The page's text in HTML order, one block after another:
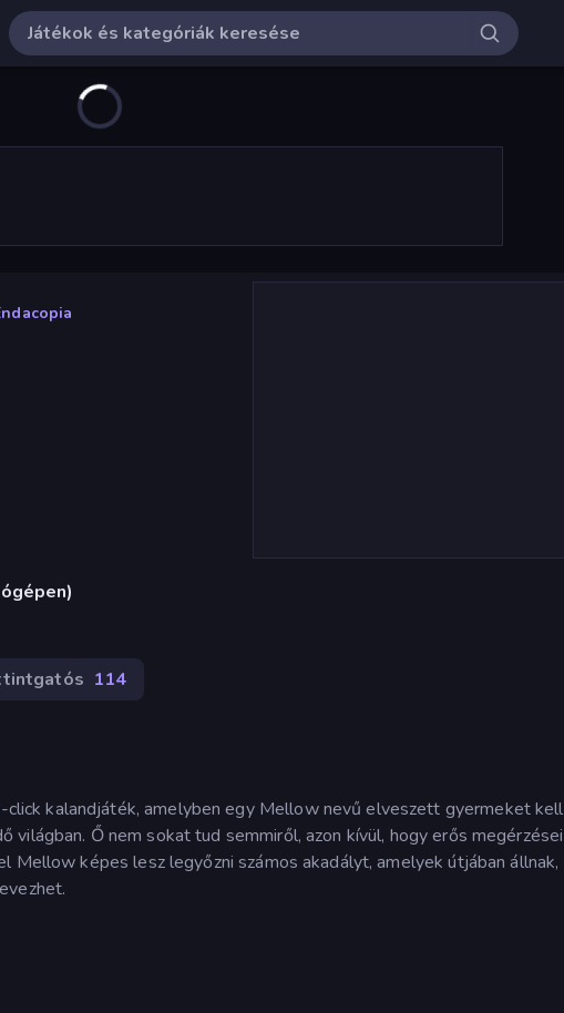
114
click kalandjáték, amelyben egy Mellow nevű elveszett gyermeket kell
világban. Ő nem sokat tud semmiről, azon kívül, hogy erős megérzései
Mellow képes lesz legyőzni számos akadályt, amelyek útjában állnak,